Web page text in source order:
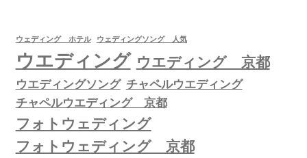
ウェディング ホテル ウェディングソング 人気
ウエディング ウエディング 京都
ウエディングソング チャペルウエディング
チャペルウエディング 京都
フォトウェディング
フォトウェディング 京都